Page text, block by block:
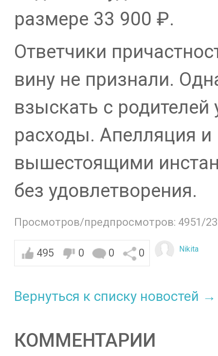
размере 33 900 ₽.
Ответчики
вину не признали.
взыскать с
расходы. Апелляция и
вышестоящими
без удовлетворения.
Просмотров/предпросмотров: 4951/
495 0 0 0 Nikita
Вернуться к списку новостей →
КОММЕНТАРИИ